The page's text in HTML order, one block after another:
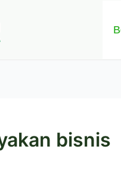
bisnis